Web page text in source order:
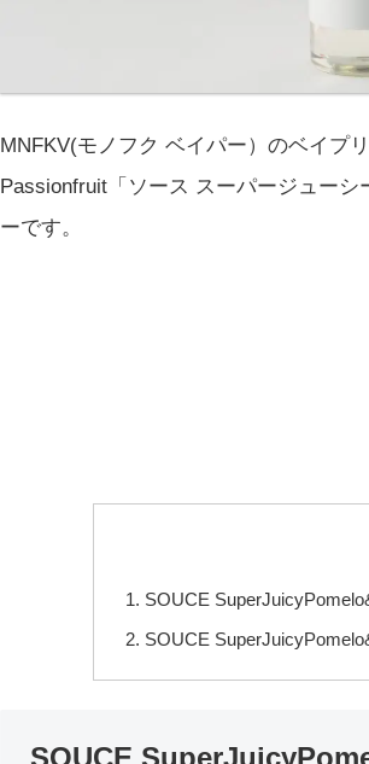
MNFKV(モノフク ベイパー）のベイプ
Passionfruit「ソース スーパージュー
ーです。
SOUCE
SOUCE